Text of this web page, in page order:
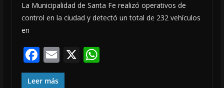
La Municipalidad de Santa Fe realizó operativos de
control en la ciudad y detectó un total de 232 vehículos
en
F
ac
E
m
X W
Leer más